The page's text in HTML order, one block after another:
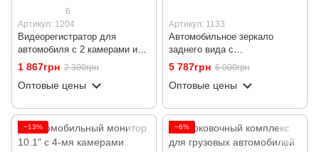
6
Артикул: 1204
Видеорегистратор для
автомобиля с 2 камерами и
экраном Podofo W7744A, на
лобовое стекло, FullHD 1440P
1 867грн 2 300грн
Оптовые цены
Артикул: 1133
Автомобильное зеркало
заднего вида с
видеорегистратором Podofo
W8177, с камерой заднего
вида, GPS, Wi-Fi, ночным
5 787грн 6 000грн
Оптовые цены
−13% −6%